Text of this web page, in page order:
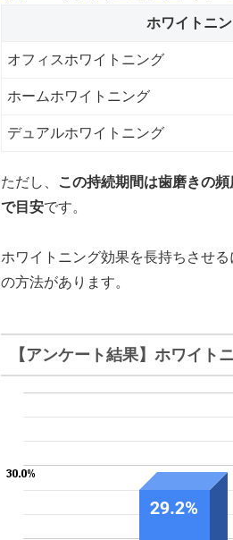
ホワイトニ
オフィスホワイトニング
ホームホワイトニング
デュアルホワイトニング
ただし、
この持続期間は歯磨きの
で目安です。
ホワイトニング効果を長持ちさせる
の方法があります。
【アンケート結果】ホワイト